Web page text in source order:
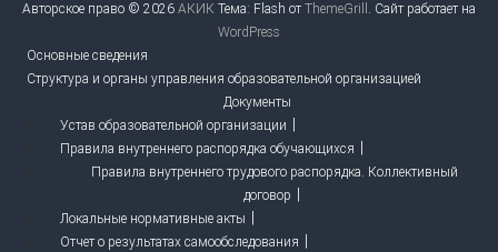
Авторское право © 2026 АКИК Тема: Flash отThemeGrill . Сайт работает на
WordPress
Основные сведения
Структура и органы управления образовательной организацией
Документы
Устав образовательной организации
Правила внутреннего распорядка обучающихся
Правила внутреннего трудового распорядка. Коллективный
договор
Локальные нормативные акты
Отчет о результатах самообследования